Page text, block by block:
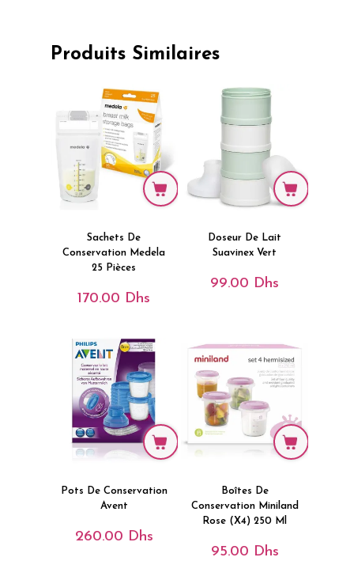
Produits Similaires
Sachets De
Conservation Medela
25 Pièces
170.00 Dhs
Doseur De Lait
Suavinex Vert
99.00 Dhs
Pots De Conservation
Avent
260.00 Dhs
Boîtes De
Conservation Miniland
Rose (X4) 250 Ml
95.00 Dhs